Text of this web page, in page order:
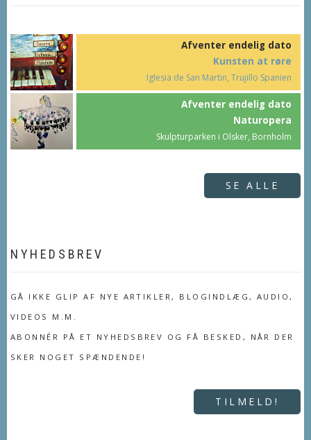
Afventer endelig dato
Kunsten at røre
Iglesia de San Martin, Trujillo Spanien
Afventer endelig dato
Naturopera
Skulpturparken i Olsker, Bornholm
SE ALLE
NYHEDSBREV
GÅ IKKE GLIP AF NYE ARTIKLER, BLOGINDLÆG, AUDIO,
VIDEOS M.M.
ABONNÉR PÅ ET NYHEDSBREV OG FÅ BESKED, NÅR DER
SKER NOGET SPÆNDENDE!
TILMELD!